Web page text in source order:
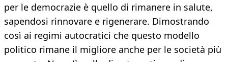
per le democrazie è quello di rimanere in salute,
sapendosi rinnovare e rigenerare. Dimostrando
così ai regimi autocratici che questo modello
politico rimane il migliore anche per le società più